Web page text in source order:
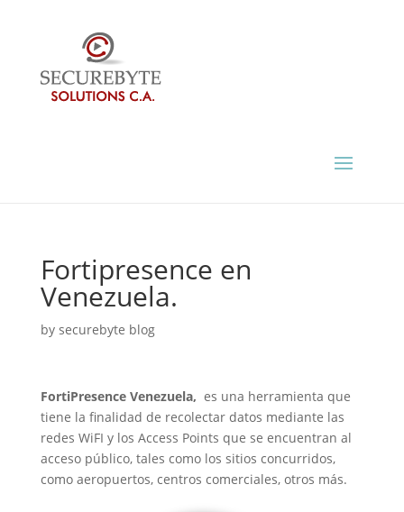
Fortipresence en
Venezuela.
by securebyte blog
FortiPresence Venezuela, es una herramienta que
tiene la finalidad de recolectar datos mediante las
redes WiFI y los Access Points que se encuentran al
acceso público, tales como los sitios concurridos,
como aeropuertos, centros comerciales, otros más.